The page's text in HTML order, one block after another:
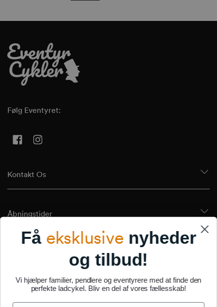
Følg Eventyret:
FacebookInstagram
Kontakt Os
Åbningstider
Tilmeld Dig Vores Nyhedsbrev
Om Os
Få eksklusive nyheder
og tilbud!
Vi hjælper familier, pendlere og eventyrere med at finde den
perfekte ladcykel. Bliv en del af vores fællesskab!